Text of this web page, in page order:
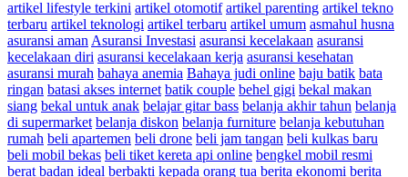
artikel lifestyle terkini artikel otomotif artikel parenting artikel tekno
terbaru artikel teknologi artikel terbaru artikel umum asmahul husna
asuransi amanAsuransi Investasi asuransi kecelakaan asuransi
kecelakaan diri asuransi kecelakaan kerja asuransi kesehatan
asuransi murah bahaya anemia Bahaya judi online baju batik bata
ringan batasi akses internet batik couple behel gigi bekal makan
siang bekal untuk anak belajar gitar bass belanja akhir tahun belanja
di supermarket belanja diskon belanja furniture belanja kebutuhan
rumah beli apartemen beli drone beli jam tangan beli kulkas baru
beli mobil bekas beli tiket kereta api online bengkel mobil resmi
berat badan ideal berbakti kepada orang tua berita ekonomi berita